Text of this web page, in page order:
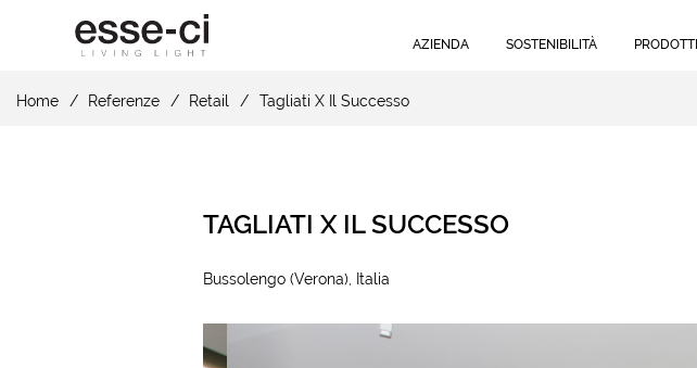
AZIENDA SOSTENIBILITÀ PRODOTTI
Home Referenze Retail Tagliati X Il Successo
TAGLIATI X IL SUCCESSO
Bussolengo (Verona), Italia